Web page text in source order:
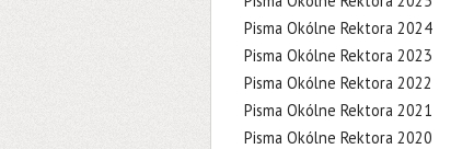
Pisma Okólne Rektora 2024
Pisma Okólne Rektora 2023
Pisma Okólne Rektora 2022
Pisma Okólne Rektora 2021
Pisma Okólne Rektora 2020